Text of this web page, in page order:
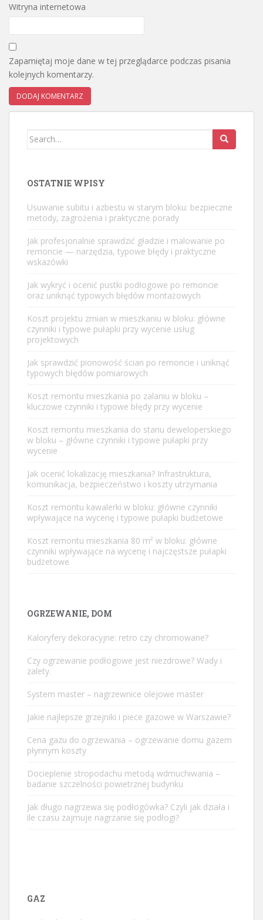
Witryna internetowa
Zapamiętaj moje dane w tej przeglądarce podczas pisania
kolejnych komentarzy.
Search
OSTATNIE WPISY
Usuwanie subitu i azbestu w starym bloku: bezpieczne
metody, zagrożenia i praktyczne porady
Jak profesjonalnie sprawdzić gładzie i malowanie po
remoncie — narzędzia, typowe błędy i praktyczne
wskazówki
Jak wykryć i ocenić pustki podłogowe po remoncie
oraz uniknąć typowych błędów montażowych
Koszt projektu zmian w mieszkaniu w bloku: główne
czynniki i typowe pułapki przy wycenie usług
projektowych
Jak sprawdzić pionowość ścian po remoncie i uniknąć
typowych błędów pomiarowych
Koszt remontu mieszkania po zalaniu w bloku –
kluczowe czynniki i typowe błędy przy wycenie
Koszt remontu mieszkania do stanu deweloperskiego
w bloku – główne czynniki i typowe pułapki przy
wycenie
Jak ocenić lokalizację mieszkania? Infrastruktura,
komunikacja, bezpieczeństwo i koszty utrzymania
Koszt remontu kawalerki w bloku: główne czynniki
wpływające na wycenę i typowe pułapki budżetowe
Koszt remontu mieszkania 80 m² w bloku: główne
czynniki wpływające na wycenę i najczęstsze pułapki
budżetowe
OGRZEWANIE, DOM
Kaloryfery dekoracyjne: retro czy chromowane?
Czy ogrzewanie podłogowe jest niezdrowe? Wady i
zalety.
System master – nagrzewnice olejowe master
Jakie najlepsze grzejniki i piece gazowe w Warszawie?
Cena gazu do ogrzewania – ogrzewanie domu gazem
płynnym koszty
Docieplenie stropodachu metodą wdmuchiwania –
badanie szczelności powietrznej budynku
Jak długo nagrzewa się podłogówka? Czyli jak działa i
ile czasu zajmuje nagrzanie się podłogi?
GAZ